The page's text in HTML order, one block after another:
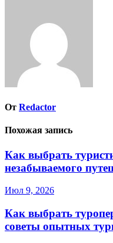
От Redactor
Похожая запись
Как выбрать
незабываемого
Июл 9, 2026
Как выбрать
советы опытных